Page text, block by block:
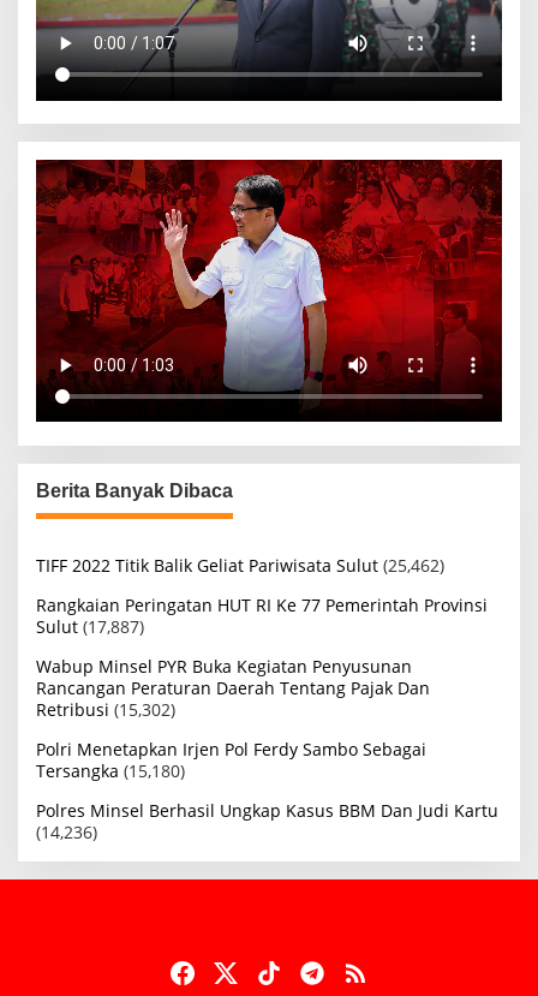
Berita Banyak Dibaca
TIFF 2022 Titik Balik Geliat Pariwisata Sulut (25,462)
Rangkaian Peringatan HUT RI Ke 77 Pemerintah Provinsi
Sulut (17,887)
Wabup Minsel PYR Buka Kegiatan Penyusunan
Rancangan Peraturan Daerah Tentang Pajak Dan
Retribusi (15,302)
Polri Menetapkan Irjen Pol Ferdy Sambo Sebagai
Tersangka (15,180)
Polres Minsel Berhasil Ungkap Kasus BBM Dan Judi Kartu
(14,236)